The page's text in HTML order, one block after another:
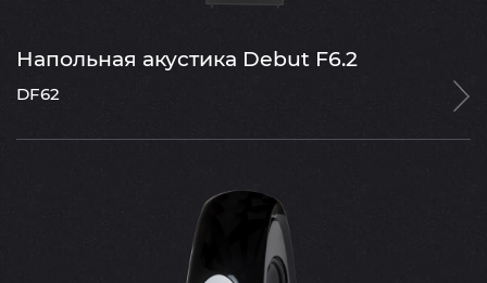
Напольная акустика Debut F6.2
DF62